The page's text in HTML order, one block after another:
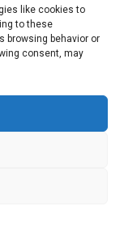
like cookies to
to these
browsing behavior or
consent, may